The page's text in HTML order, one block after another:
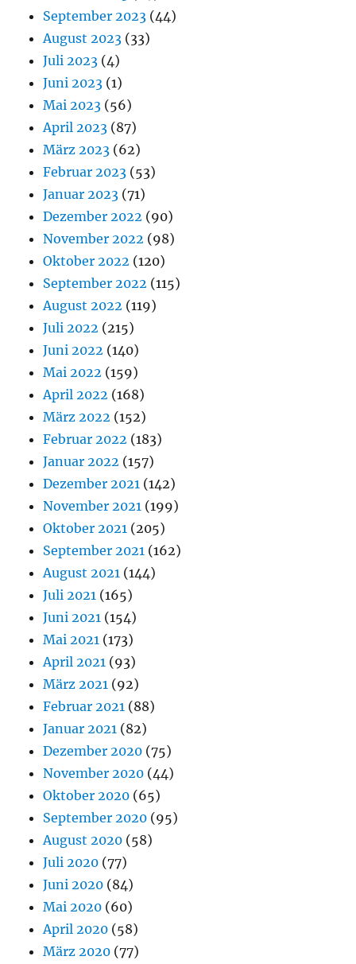
September 2023 (44)
August 2023 (33)
Juli 2023 (4)
Juni 2023 (1)
Mai 2023 (56)
April 2023 (87)
März 2023 (62)
Februar 2023 (53)
Januar 2023 (71)
Dezember 2022 (90)
November 2022 (98)
Oktober 2022 (120)
September 2022 (115)
August 2022 (119)
Juli 2022 (215)
Juni 2022 (140)
Mai 2022 (159)
April 2022 (168)
März 2022 (152)
Februar 2022 (183)
Januar 2022 (157)
Dezember 2021 (142)
November 2021 (199)
Oktober 2021 (205)
September 2021 (162)
August 2021 (144)
Juli 2021 (165)
Juni 2021 (154)
Mai 2021 (173)
April 2021 (93)
März 2021 (92)
Februar 2021 (88)
Januar 2021 (82)
Dezember 2020 (75)
November 2020 (44)
Oktober 2020 (65)
September 2020 (95)
August 2020 (58)
Juli 2020 (77)
Juni 2020 (84)
Mai 2020 (60)
April 2020 (58)
März 2020 (77)